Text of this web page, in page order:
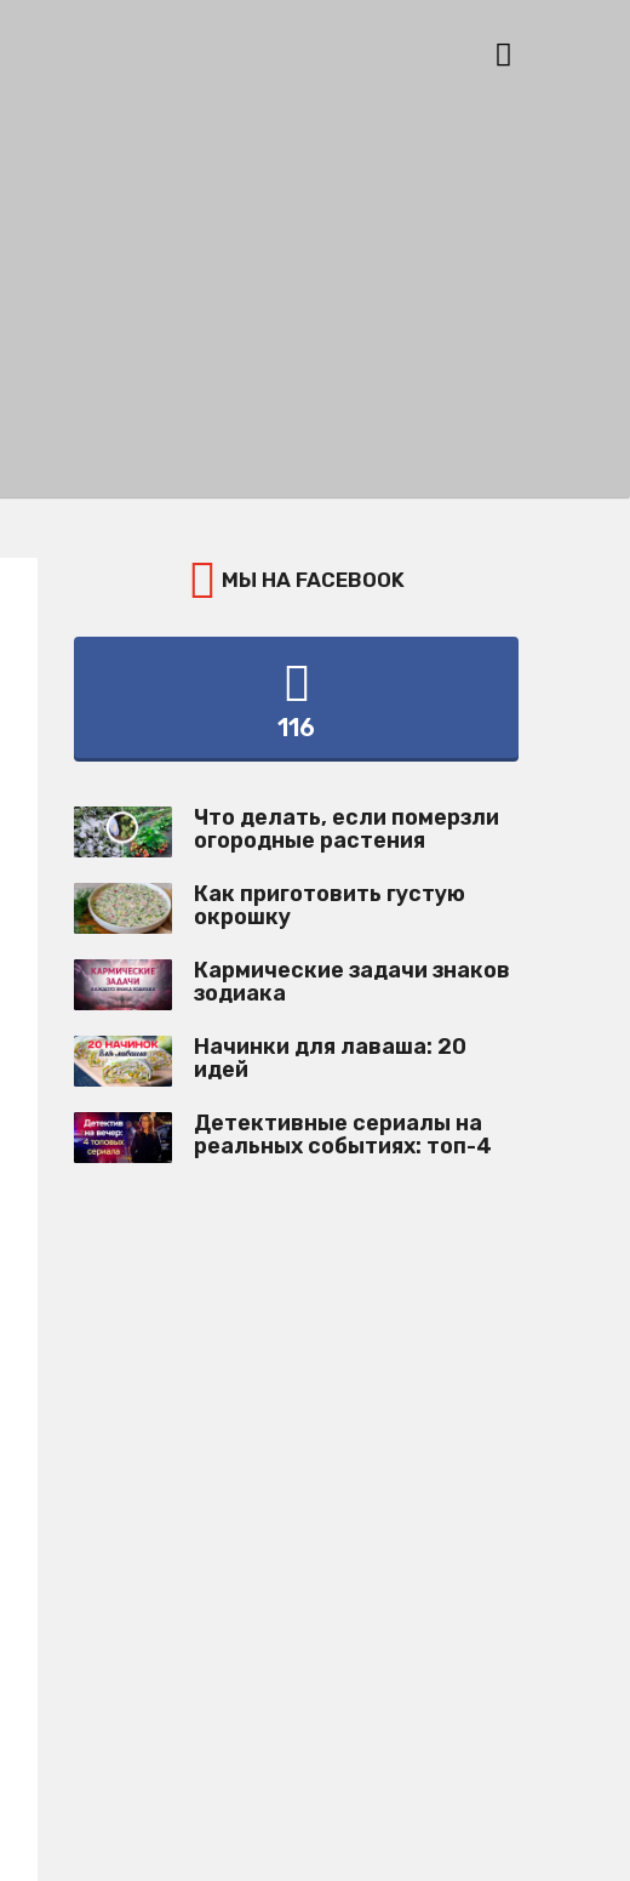
МЫ НА FACEBOOK
116
Что делать, если померзли
огородные растения
Как приготовить густую
окрошку
Кармические задачи знаков
зодиака
Начинки для лаваша: 20
идей
Детективные сериалы на
реальных событиях: топ-4